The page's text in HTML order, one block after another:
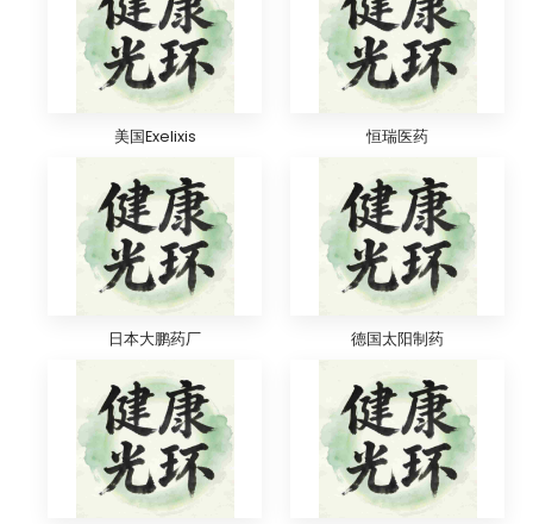
美国Exelixis 恒瑞医药
日本大鹏药厂 德国太阳制药